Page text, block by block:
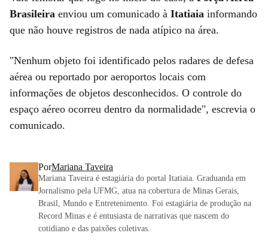
Brasileira enviou um comunicado à Itatiaia informando
que não houve registros de nada atípico na área.
"Nenhum objeto foi identificado pelos radares de defesa
aérea ou reportado por aeroportos locais com
informações de objetos desconhecidos. O controle do
espaço aéreo ocorreu dentro da normalidade", escrevia o
comunicado.
PorMariana Taveira
Mariana Taveira é estagiária do portal Itatiaia. Graduanda em
Jornalismo pela UFMG, atua na cobertura de Minas Gerais,
Brasil, Mundo e Entretenimento. Foi estagiária de produção na
Record Minas e é entusiasta de narrativas que nascem do
cotidiano e das paixões coletivas.